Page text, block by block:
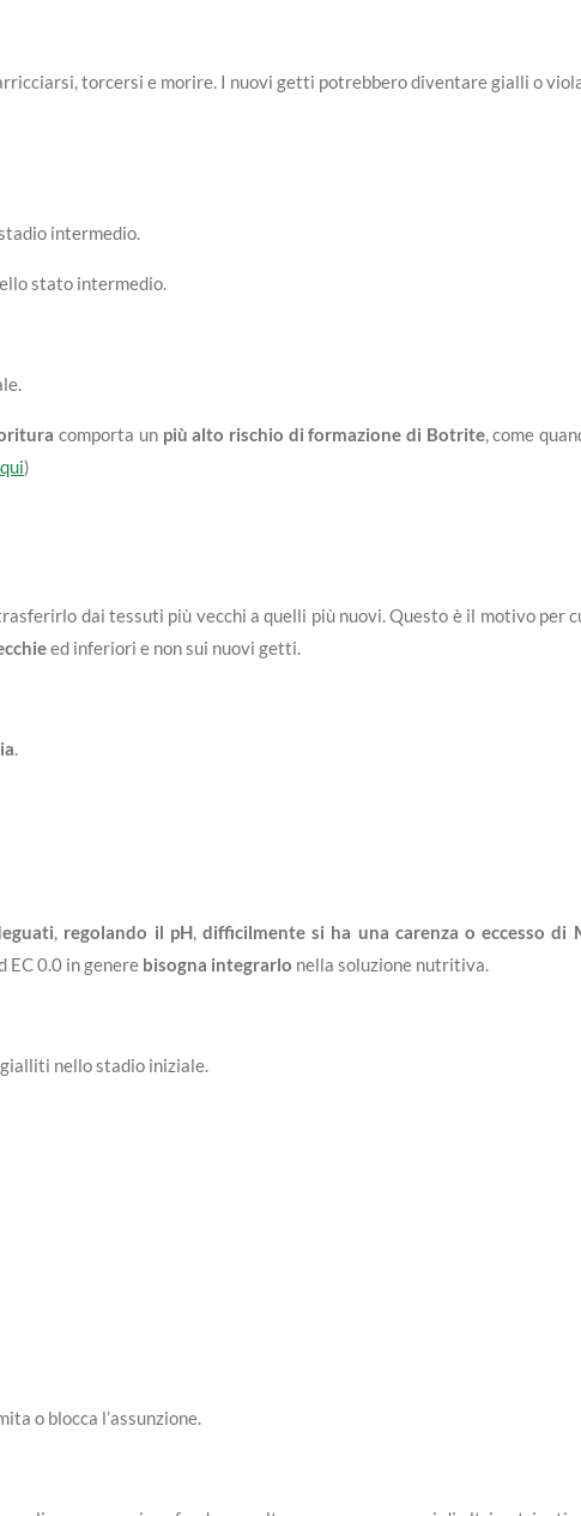
torcersi e morire. I nuovi getti potrebbero diventare gialli o
intermedio.
stato intermedio.
comporta unpiù alto rischio di formazione di Botrite, come
)
dai tessuti più vecchi a quelli più nuovi. Questo è il motivo per
ed inferiori e non sui nuovi getti.
.
, regolando il pH, difficilmente si ha una carenza o eccesso di
EC 0.0 in genere bisogna integrarlo nella soluzione nutritiva.
nello stadio iniziale.
o blocca l’assunzione.